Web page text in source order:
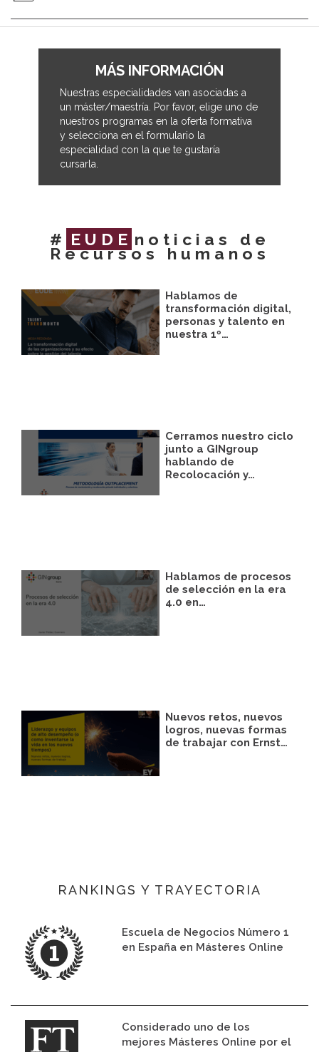
MÁS INFORMACIÓN
Nuestras especialidades van asociadas a
un máster/maestría. Por favor, elige uno de
nuestros programas en la oferta formativa
y selecciona en el formulario la
especialidad con la que te gustaría
cursarla.
# EUDE noticias de
Recursos humanos
Hablamos de
transformación digital,
personas y talento en
nuestra 1º…
Cerramos nuestro ciclo
junto a GINgroup
hablando de
Recolocación y…
Hablamos de procesos
de selección en la era
4.0 en…
Nuevos retos, nuevos
logros, nuevas formas
de trabajar con Ernst…
RANKINGS Y TRAYECTORIA
Escuela de Negocios Número 1
en España en Másteres Online
Considerado uno de los
mejores Másteres Online por el